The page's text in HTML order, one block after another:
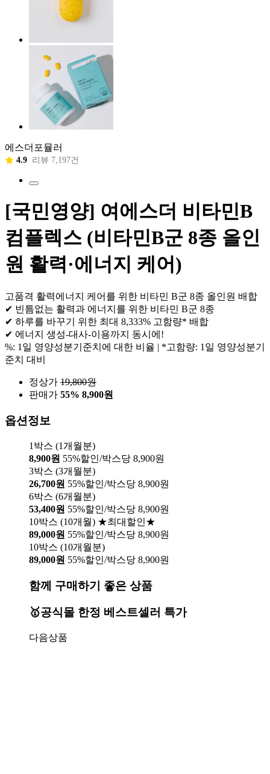
에스더포뮬러
4.9 리뷰 7,197건
[국민영양] 여에스더 비타민B
컴플렉스 (비타민B군 8종 올인
원 활력·에너지 케어)
고품격 활력에너지 케어를 위한 비타민 B군 8종 올인원 배합
✔ 빈틈없는 활력과 에너지를 위한 비타민 B군 8종
✔ 하루를 바꾸기 위한 최대 8,333% 고함량* 배합
✔ 에너지 생성-대사-이용까지 동시에!
%: 1일 영양성분기준치에 대한 비율 | *고함량: 1일 영양성분기
준치 대비
정상가 19,800원
판매가 55% 8,900원
옵션정보
1박스 (1개월분)
8,900원 55%할인/박스당 8,900원
3박스 (3개월분)
26,700원 55%할인/박스당 8,900원
6박스 (6개월분)
53,400원 55%할인/박스당 8,900원
10박스 (10개월) ★최대할인★
89,000원 55%할인/박스당 8,900원
10박스 (10개월분)
89,000원 55%할인/박스당 8,900원
함께 구매하기 좋은 상품
🥇공식몰 한정 베스트셀러 특가
다음상품